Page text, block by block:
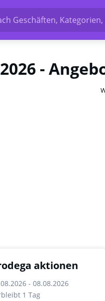
Geschäften,
-
aktionen
- 08.08.2026
1 Tag